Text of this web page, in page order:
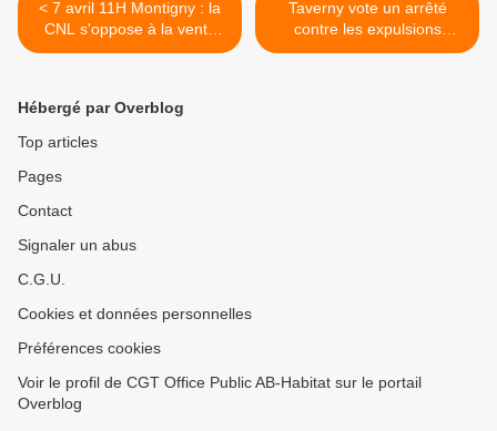
< 7 avril 11H Montigny : la
CNL s'oppose à la vente
des logements sociaux
Taverny vote un arrêté
contre les expulsions
locatives >
Hébergé par Overblog
Top articles
Pages
Contact
Signaler un abus
C.G.U.
Cookies et données personnelles
Préférences cookies
Voir le profil de CGT Office Public AB-Habitat sur le portail
Overblog